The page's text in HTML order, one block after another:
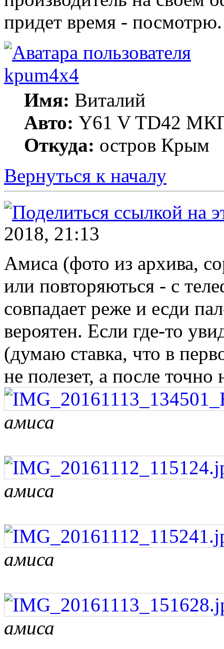
придет время - посмотрю.
kpum4x4
Имя: Виталий
Авто: Y61 V TD42
Откуда: остров Крым
Вернуться к началу
2018, 21:13
Амиса (фото из архива,
или повторяються - с
совпадает реже и есди
вероятен. Если где-то
(думаю ставка, что в
не полезет, а после точно
амиса
амиса
амиса
амиса